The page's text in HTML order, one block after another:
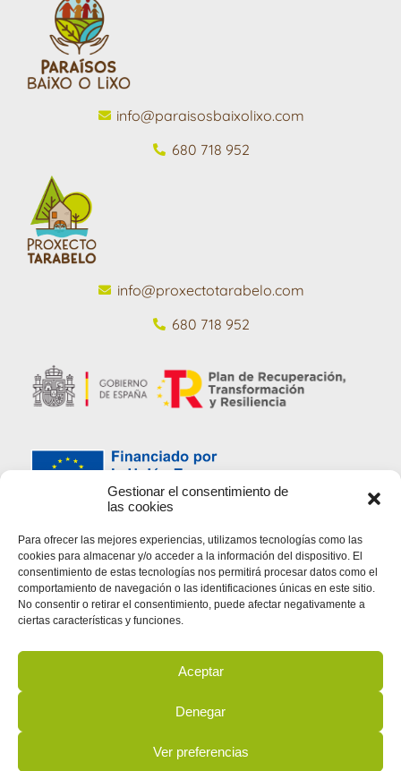
Gestionar el consentimiento de
las cookies
Para ofrecer las mejores experiencias, utilizamos tecnologías como las
cookies para almacenar y/o acceder a la información del dispositivo. El
consentimiento de estas tecnologías nos permitirá procesar datos como el
comportamiento de navegación o las identificaciones únicas en este sitio.
No consentir o retirar el consentimiento, puede afectar negativamente a
ciertas características y funciones.
Aceptar
Denegar
Ver preferencias
info@paraisosbaixolixo.com
680 718 952
info@proxectotarabelo.com
680 718 952
contou co apoio do Plan de Dixitalización PEMEs 2021-2025 e o
Plan de Recuperación, Transformación e Resiliencia de España -
Financiado pola Unión Europea- Next Generation EU (Programa
Kit Dixital).
reservados.